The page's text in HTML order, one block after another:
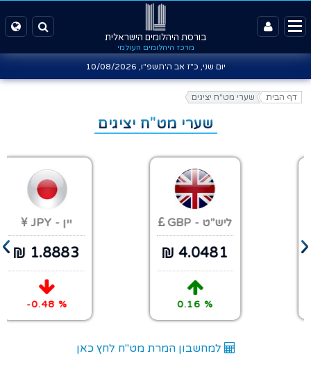
בורסת היהלומים הישראלית
מרכז היהלומים העולמי
יום שני, כ"ז אב ה'תשפ"ו, 10/08/2026
דף הבית שערי מט"ח יציגים
שערי מט"ח יציגים
ליש"ט - GBP
4.0481
0.16 %
יין - JPY
1.8883
-0.48 %
‹
›
למחשבון המרת מט"ח לחץ כאן